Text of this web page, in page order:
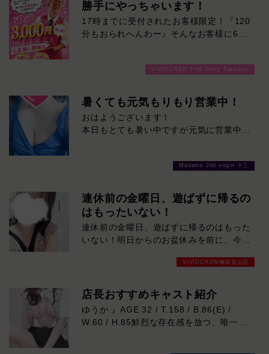
ら最後まで気楽に楽しめる。
ひ一度、るかさんの魅力を直接体験してみ
てください♪
勝手にやっちゃいます！
17時までに受付されたお客様限定！『120
分もおられへんわー』そんなお客様に60
めるチャンス！たっぷり楽しみたい方は
分！その日の予定に合わせてお選びくださ
い！ご来店お待ちしております！
VIVIDCREW Pink Party Paradise
暑くても元気もりもり営業中！
おはようございます！
本日もとても暑い中ですが元気に営業中で
Madame 2nd virgin 十三
連休前の金曜日、遊ばずに帰るの
はもったいない！
連休前の金曜日、遊ばずに帰るのはもった
いない！明日からのお盆休みを前に、今夜
す！魅力的なキャストが多数出勤予定！週
せんか？混雑が予想されますので、お早め
にご来店下さい。
VIVIDCREW梅田堂山店
店長おすすめキャスト紹介
ゆうか 』AGE 32 / T.158 / B.86(E) /
W.60 / H.85鮮烈な存在感を放つ、唯一無